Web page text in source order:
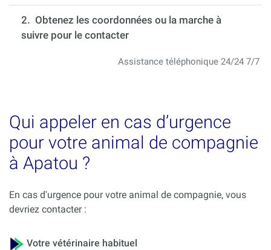
2. Obtenez les coordonnées ou la marche à
suivre pour le contacter
Assistance téléphonique 24/24 7/7
Qui appeler en cas d’urgence
pour votre animal de compagnie
à Apatou ?
En cas d'urgence pour votre animal de compagnie, vous
devriez contacter :
Votre vétérinaire habituel